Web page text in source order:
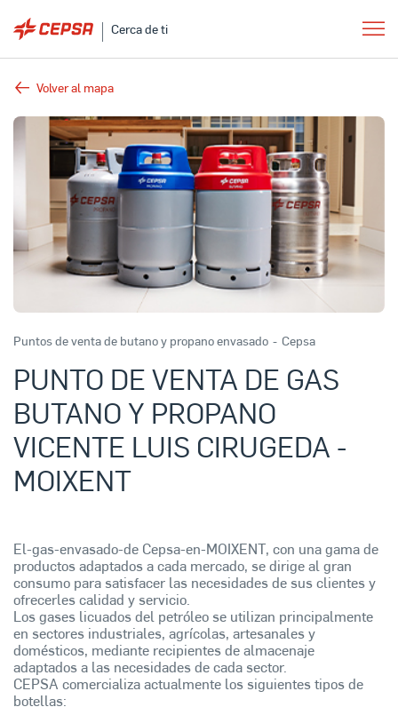
Cerca de ti
Volver al mapa
Puntos de venta de butano y propano envasado - Cepsa
PUNTO DE VENTA DE GAS
BUTANO Y PROPANO
VICENTE LUIS CIRUGEDA -
MOIXENT
El-gas-envasado-de Cepsa-en-MOIXENT, con una gama de
productos adaptados a cada mercado, se dirige al gran
consumo para satisfacer las necesidades de sus clientes y
ofrecerles calidad y servicio.
Los gases licuados del petróleo se utilizan principalmente
en sectores industriales, agrícolas, artesanales y
domésticos, mediante recipientes de almacenaje
adaptados a las necesidades de cada sector.
CEPSA comercializa actualmente los siguientes tipos de
botellas: